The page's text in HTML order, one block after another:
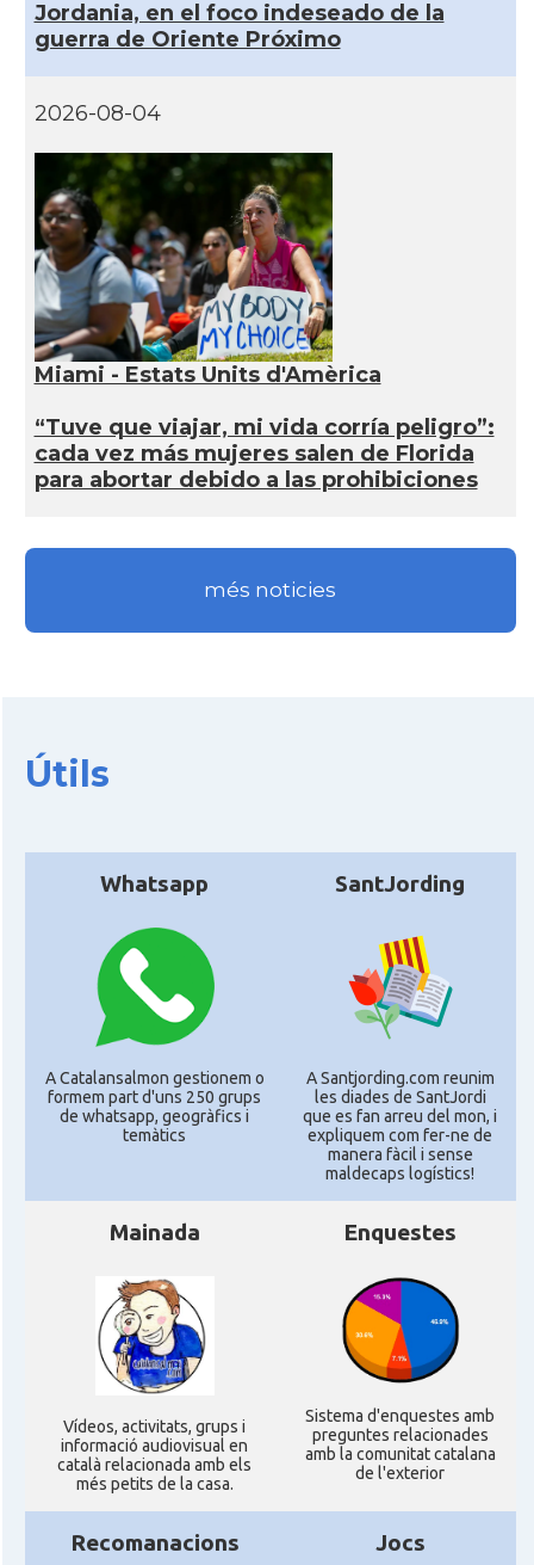
Jordania, en el foco indeseado de la
guerra de Oriente Próximo
2026-08-04
Miami - Estats Units d'Amèrica
“Tuve que viajar, mi vida corría peligro”:
cada vez más mujeres salen de Florida
para abortar debido a las prohibiciones
més noticies
Útils
Whatsapp
A Catalansalmon gestionem o
formem part d'uns 250 grups
de whatsapp, geogràfics i
temàtics
SantJording
A Santjording.com reunim
les diades de SantJordi
que es fan arreu del mon, i
expliquem com fer-ne de
manera fàcil i sense
maldecaps logí­stics!
Mainada
Ví­deos, activitats, grups i
informació audiovisual en
català relacionada amb els
més petits de la casa.
Enquestes
Sistema d'enquestes amb
preguntes relacionades
amb la comunitat catalana
de l'exterior
Recomanacions Jocs